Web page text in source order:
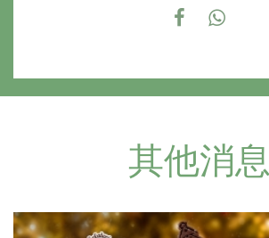
其他消息